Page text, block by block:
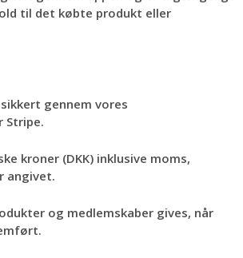
til det købte produkt eller
gennem vores
Stripe.
kroner (DKK) inklusive moms,
angivet.
og medlemskaber gives, når